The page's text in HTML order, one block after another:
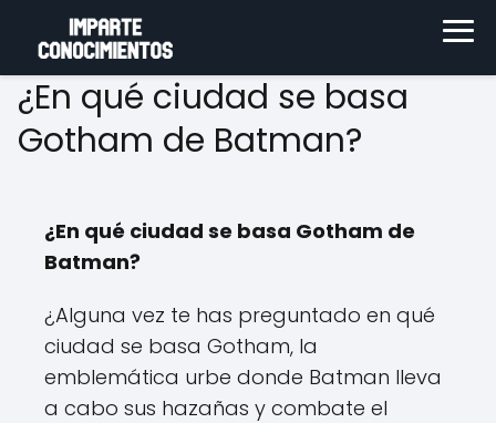
¿En qué ciudad se basa
Gotham de Batman?
¿En qué ciudad se basa Gotham de
Batman?
¿Alguna vez te has preguntado en qué
ciudad se basa Gotham, la
emblemática urbe donde Batman lleva
a cabo sus hazañas y combate el